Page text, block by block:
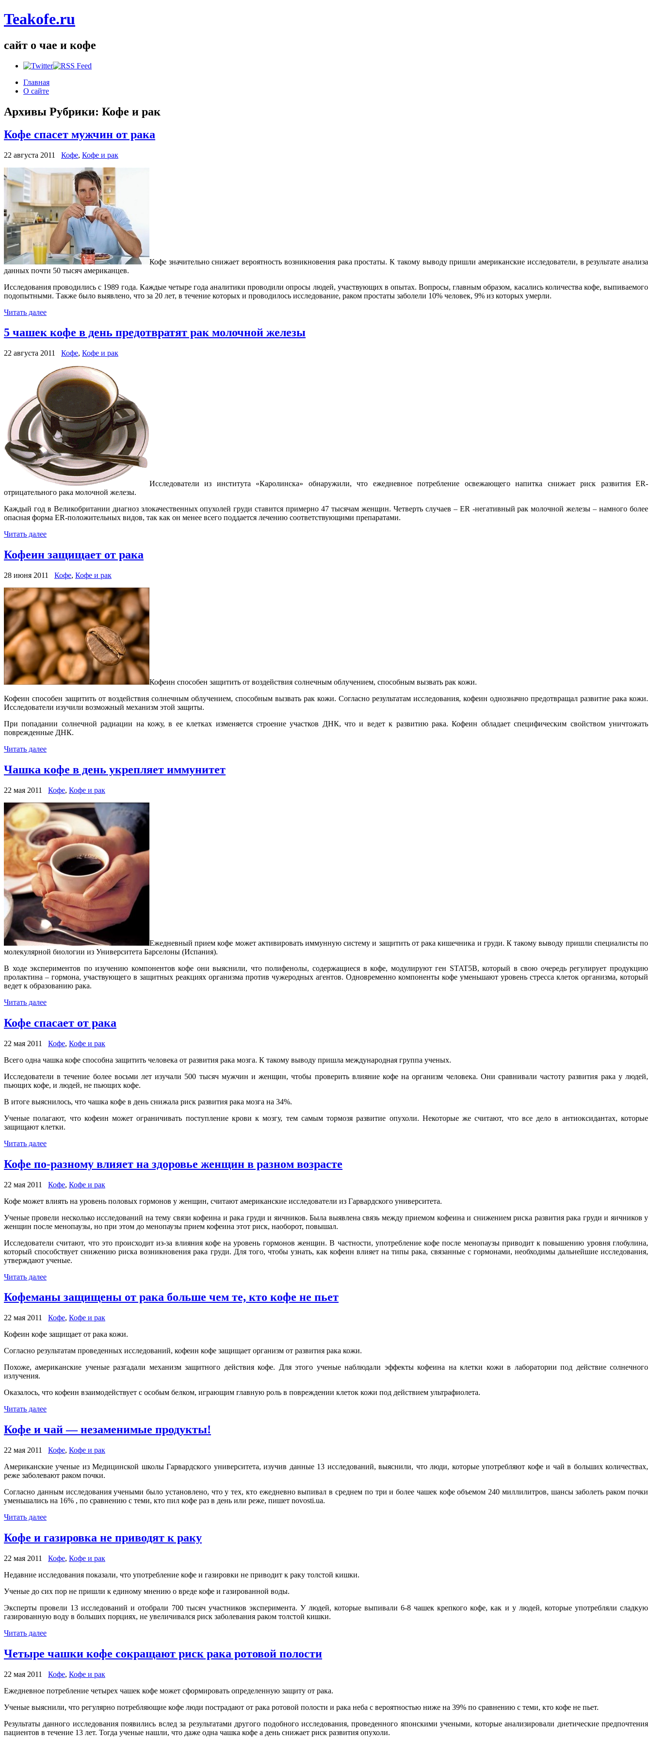
Teakofe.ru
сайт о чае и кофе
Главная
О сайте
Архивы Рубрики: Кофе и рак
Кофе спасет мужчин от рака
22 августа 2011 Кофе, Кофе и рак
Кофе значительно снижает вероятность возникновения рака простаты. К такому выводу пришли американские исследователи, в результате анализа
данных почти 50 тысяч американцев.
Исследования проводились с 1989 года. Каждые четыре года аналитики проводили опросы людей, участвующих в опытах. Вопросы, главным образом, касались количества кофе, выпиваемого
подопытными. Также было выявлено, что за 20 лет, в течение которых и проводилось исследование, раком простаты заболели 10% человек, 9% из которых умерли.
Читать далее
5 чашек кофе в день предотвратят рак молочной железы
22 августа 2011 Кофе, Кофе и рак
Исследователи из института «Каролинска» обнаружили, что ежедневное потребление освежающего напитка снижает риск развития ER-
отрицательного рака молочной железы.
Каждый год в Великобритании диагноз злокачественных опухолей груди ставится примерно 47 тысячам женщин. Четверть случаев – ER -негативный рак молочной железы – намного более
опасная форма ER-положительных видов, так как он менее всего поддается лечению соответствующими препаратами.
Читать далее
Кофеин защищает от рака
28 июня 2011 Кофе, Кофе и рак
Кофеин способен защитить от воздействия солнечным облучением, способным вызвать рак кожи.
Кофеин способен защитить от воздействия солнечным облучением, способным вызвать рак кожи. Согласно результатам исследования, кофеин однозначно предотвращал развитие рака кожи.
Исследователи изучили возможный механизм этой защиты.
При попадании солнечной радиации на кожу, в ее клетках изменяется строение участков ДНК, что и ведет к развитию рака. Кофеин обладает специфическим свойством уничтожать
поврежденные ДНК.
Читать далее
Чашка кофе в день укрепляет иммунитет
22 мая 2011 Кофе, Кофе и рак
Ежедневный прием кофе может активировать иммунную систему и защитить от рака кишечника и груди. К такому выводу пришли специалисты по
молекулярной биологии из Университета Барселоны (Испания).
В ходе экспериментов по изучению компонентов кофе они выяснили, что полифенолы, содержащиеся в кофе, модулируют ген STAT5B, который в свою очередь регулирует продукцию
пролактина – гормона, участвующего в защитных реакциях организма против чужеродных агентов. Одновременно компоненты кофе уменьшают уровень стресса клеток организма, который
ведет к образованию рака.
Читать далее
Кофе спасает от рака
22 мая 2011 Кофе, Кофе и рак
Всего одна чашка кофе способна защитить человека от развития рака мозга. К такому выводу пришла международная группа ученых.
Исследователи в течение более восьми лет изучали 500 тысяч мужчин и женщин, чтобы проверить влияние кофе на организм человека. Они сравнивали частоту развития рака у людей,
пьющих кофе, и людей, не пьющих кофе.
В итоге выяснилось, что чашка кофе в день снижала риск развития рака мозга на 34%.
Ученые полагают, что кофеин может ограничивать поступление крови к мозгу, тем самым тормозя развитие опухоли. Некоторые же считают, что все дело в антиоксидантах, которые
защищают клетки.
Читать далее
Кофе по-разному влияет на здоровье женщин в разном возрасте
22 мая 2011 Кофе, Кофе и рак
Кофе может влиять на уровень половых гормонов у женщин, считают американские исследователи из Гарвардского университета.
Ученые провели несколько исследований на тему связи кофеина и рака груди и яичников. Была выявлена связь между приемом кофеина и снижением риска развития рака груди и яичников у
женщин после менопаузы, но при этом до менопаузы прием кофеина этот риск, наоборот, повышал.
Исследователи считают, что это происходит из-за влияния кофе на уровень гормонов женщин. В частности, употребление кофе после менопаузы приводит к повышению уровня глобулина,
который способствует снижению риска возникновения рака груди. Для того, чтобы узнать, как кофеин влияет на типы рака, связанные с гормонами, необходимы дальнейшие исследования,
утверждают ученые.
Читать далее
Кофеманы защищены от рака больше чем те, кто кофе не пьет
22 мая 2011 Кофе, Кофе и рак
Кофеин кофе защищает от рака кожи.
Согласно результатам проведенных исследований, кофеин кофе защищает организм от развития рака кожи.
Похоже, американские ученые разгадали механизм защитного действия кофе. Для этого ученые наблюдали эффекты кофеина на клетки кожи в лаборатории под действие солнечного
излучения.
Оказалось, что кофеин взаимодействует с особым белком, играющим главную роль в повреждении клеток кожи под действием ультрафиолета.
Читать далее
Кофе и чай — незаменимые продукты!
22 мая 2011 Кофе, Кофе и рак
Американские ученые из Медицинской школы Гарвардского университета, изучив данные 13 исследований, выяснили, что люди, которые употребляют кофе и чай в больших количествах,
реже заболевают раком почки.
Согласно данным исследования учеными было установлено, что у тех, кто ежедневно выпивал в среднем по три и более чашек кофе объемом 240 миллилитров, шансы заболеть раком почки
уменьшались на 16% , по сравнению с теми, кто пил кофе раз в день или реже, пишет novosti.ua.
Читать далее
Кофе и газировка не приводят к раку
22 мая 2011 Кофе, Кофе и рак
Недавние исследования показали, что употребление кофе и газировки не приводит к раку толстой кишки.
Ученые до сих пор не пришли к единому мнению о вреде кофе и газированной воды.
Эксперты провели 13 исследований и отобрали 700 тысяч участников эксперимента. У людей, которые выпивали 6-8 чашек крепкого кофе, как и у людей, которые употребляли сладкую
газированную воду в больших порциях, не увеличивался риск заболевания раком толстой кишки.
Читать далее
Четыре чашки кофе сокращают риск рака ротовой полости
22 мая 2011 Кофе, Кофе и рак
Ежедневное потребление четырех чашек кофе может сформировать определенную защиту от рака.
Ученые выяснили, что регулярно потребляющие кофе люди пострадают от рака ротовой полости и рака неба с вероятностью ниже на 39% по сравнению с теми, кто кофе не пьет.
Результаты данного исследования появились вслед за результатами другого подобного исследования, проведенного японскими учеными, которые анализировали диетические предпочтения
пациентов в течение 13 лет. Тогда ученые нашли, что даже одна чашка кофе a день снижает риск развития опухоли.